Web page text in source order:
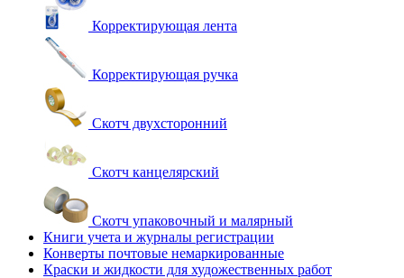
Корректирующая лента
Корректирующая ручка
Скотч двухсторонний
Скотч канцелярский
Скотч упаковочный и малярный
Книги учета и журналы регистрации
Конверты почтовые немаркированные
Краски и жидкости для художественных работ